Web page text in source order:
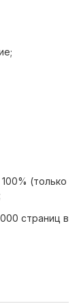
(только
страниц в